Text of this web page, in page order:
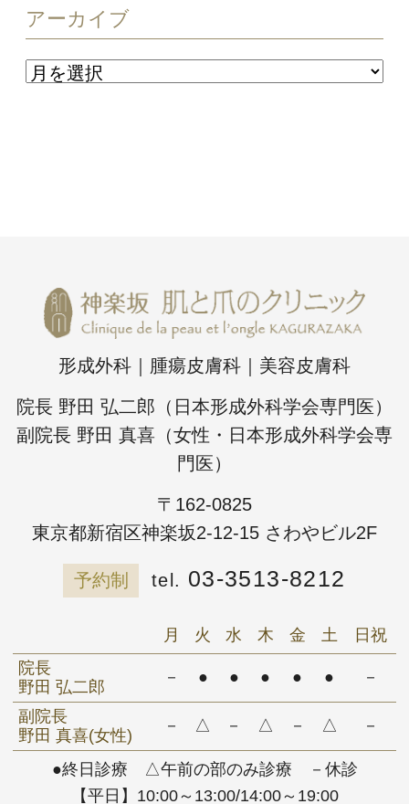
アーカイブ
形成外科｜腫瘍皮膚科｜美容皮膚科
院長 野田 弘二郎（日本形成外科学会専門医）
副院長 野田 真喜（女性・日本形成外科学会専
門医）
〒162-0825
東京都新宿区神楽坂2-12-15 さわやビル2F
予約制 03-3513-8212
●終日診療 △午前の部のみ診療 －休診
【平日】10:00～13:00/14:00～19:00
月 火 水 木 金 土
日祝
院長
野田 弘二郎
－ ● ● ● ● ● －
副院長
野田 真喜(女性)
－ △ － △ － △ －